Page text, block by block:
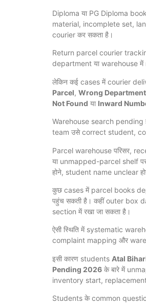
Diploma या PG Diploma
material, incomplete set,
courier कर सकता है।
Return parcel courier
department या warehouse में
लेकिन कई cases में courier
Parcel, Wrong
Not Found या Inward
Warehouse search pending
team उसे correct student,
Parcel warehouse परिसर,
या unmapped-parcel shelf
होने, student name unclear
कुछ cases में parcel books
पहुंच सकती है। कहीं outer box
section में रखा जा सकता है।
ऐसी स्थिति में systematic
complaint mapping और
इसी कारण students Atal
Pending 2026 के बारे में
inventory start,
Students के common